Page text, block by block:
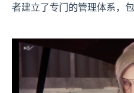
者建立了专门的管理体系，